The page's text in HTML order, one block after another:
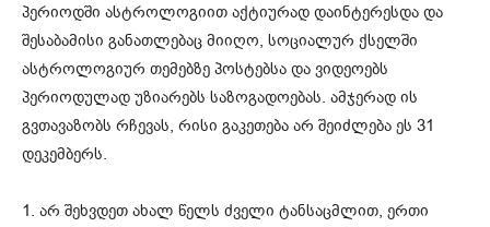
პერიოდში ასტროლოგიით აქტიურად დაინტერესდა და
შესაბამისი განათლებაც მიიღო, სოციალურ ქსელში
ასტროლოგიურ თემებზე პოსტებსა და ვიდეოებს
პერიოდულად უზიარებს საზოგადოებას. ამჯერად ის
გვთავაზობს რჩევას, რისი გაკეთება არ შეიძლება ეს 31
დეკემბერს.
1. არ შეხვდეთ ახალ წელს ძველი ტანსაცმლით, ერთი